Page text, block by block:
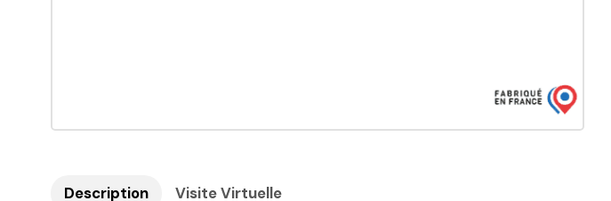
Description Visite Virtuelle